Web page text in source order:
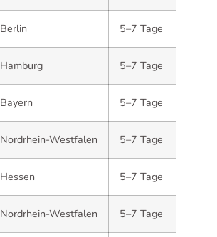
Berlin 5–7 Tage
Hamburg 5–7 Tage
Bayern 5–7 Tage
Nordrhein-Westfalen 5–7 Tage
Hessen 5–7 Tage
Nordrhein-Westfalen 5–7 Tage